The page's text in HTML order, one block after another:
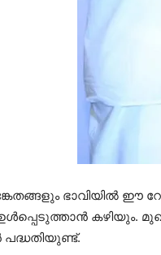
ഭാവിയില്‍ ഈ
കഴിയും.
പദ്ധതിയുണ്ട്.